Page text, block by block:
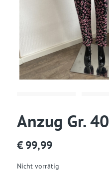
Anzug Gr. 40
€ 99,99
Nicht vorrätig